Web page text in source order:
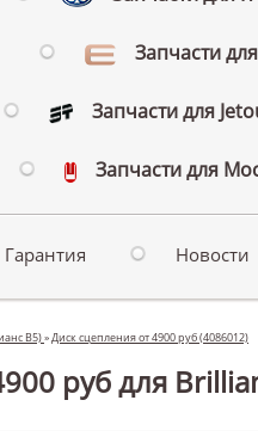
Запчасти
Запчасти для
Запчасти для
Гарантия Новости
В5)»Диск сцепления от 4900 руб (4086012)
руб для